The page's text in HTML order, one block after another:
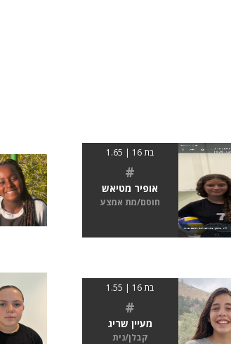
בת 16 | 1.65
#
אופיר מטיאש
חוסם/מת אמצע
בת 16 | 1.55
#
מעיין שריג
קבלן/נית